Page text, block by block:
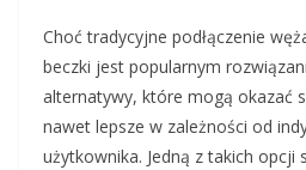
Choć tradycyjne podłączenie
beczki jest popularnym
alternatywy, które mogą okazać
nawet lepsze w zależności od
użytkownika. Jedną z takich opcji